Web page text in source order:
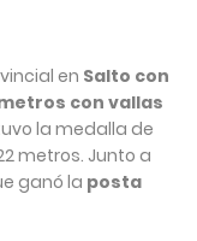
en Salto con
con vallas
la medalla de
metros. Junto a
ganó la posta